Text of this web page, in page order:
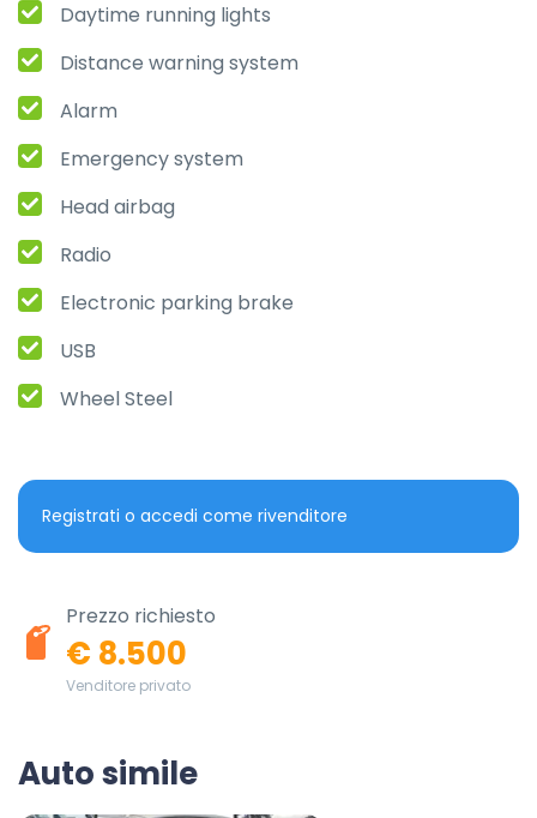
Daytime running lights
Distance warning system
Alarm
Emergency system
Head airbag
Radio
Electronic parking brake
USB
Wheel Steel
Registrati o accedi come rivenditore
Prezzo richiesto
€ 8.500
Venditore privato
Auto simile